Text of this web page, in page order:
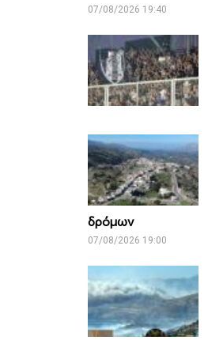
07/08/2026 19:40
δρόμων
07/08/2026 19:00